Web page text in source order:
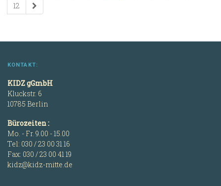
12
KONTAKT:
KIDZ gGmbH
Kluckstr. 6
10785 Berlin
Bürozeiten :
Mo. - Fr. 9.00 - 15.00
Tel: 030 / 23 00 31 16
Fax: 030 / 23 00 41 19
kidz@kidz-mitte.de